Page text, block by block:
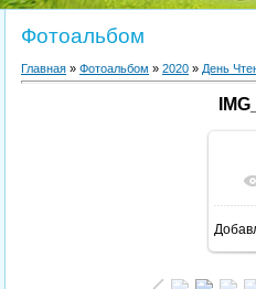
Фотоальбом
Главная » Фотоальбом » 2020 » День